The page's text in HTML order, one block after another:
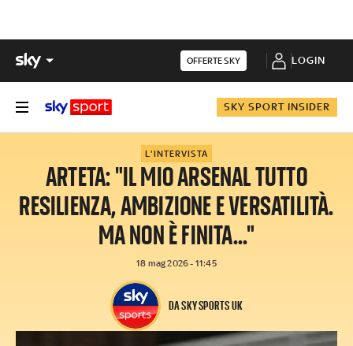
OFFERTE SKY LOGIN
SKY SPORT INSIDER
L'INTERVISTA
ARTETA: "IL MIO ARSENAL TUTTO
RESILIENZA, AMBIZIONE E VERSATILITÀ.
MA NON È FINITA..."
18 mag 2026 - 11:45
DA SKY SPORTS UK